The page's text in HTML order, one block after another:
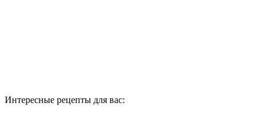
Интересные рецепты для вас: